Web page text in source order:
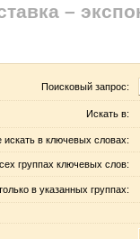
–
Поисковый запрос:
Искать в:
искать в ключевых словах:
группах ключевых слов:
в указанных группах: